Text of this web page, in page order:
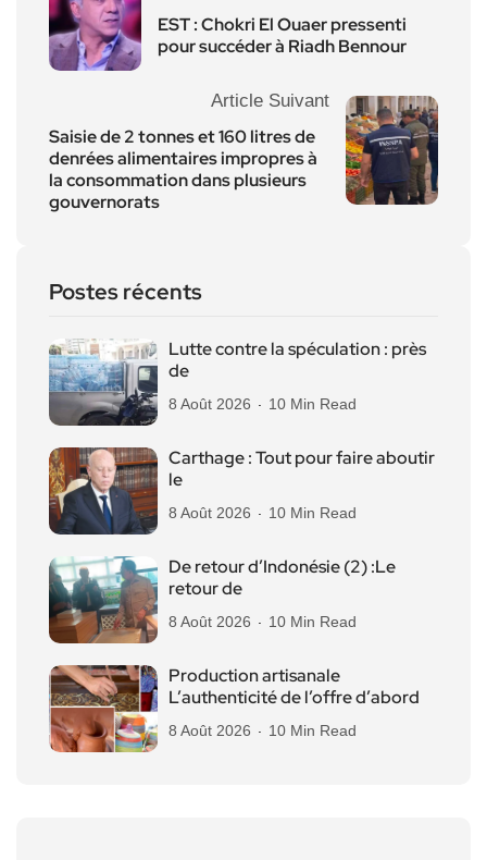
EST : Chokri El Ouaer pressenti
pour succéder à Riadh Bennour
Article Suivant
Saisie de 2 tonnes et 160 litres de
denrées alimentaires impropres à
la consommation dans plusieurs
gouvernorats
Postes récents
Lutte contre la spéculation : près
de
8 Août 2026 10 Min Read
Carthage : Tout pour faire aboutir
le
8 Août 2026 10 Min Read
De retour d’Indonésie (2) :Le
retour de
8 Août 2026 10 Min Read
Production artisanale
L’authenticité de l’offre d’abord
8 Août 2026 10 Min Read